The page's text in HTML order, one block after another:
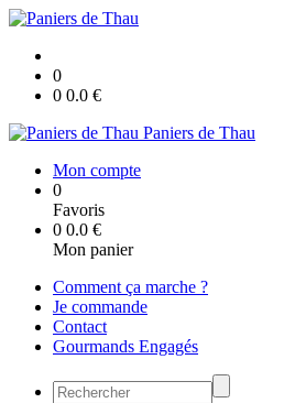
0
0 0.0 €
Paniers de Thau
Mon compte
0
Favoris
0 0.0 €
Mon panier
Comment ça marche ?
Je commande
Contact
Gourmands Engagés